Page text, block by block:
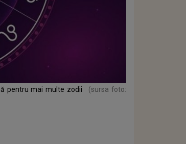
pentru mai multe zodii
(sursa foto: